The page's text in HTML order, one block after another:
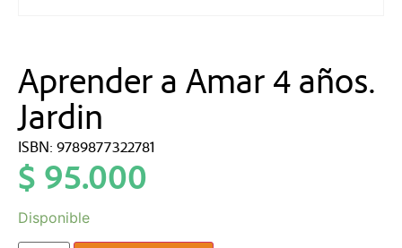
Aprender a Amar 4 años.
Jardin
ISBN: 9789877322781
$ 95.000
Disponible